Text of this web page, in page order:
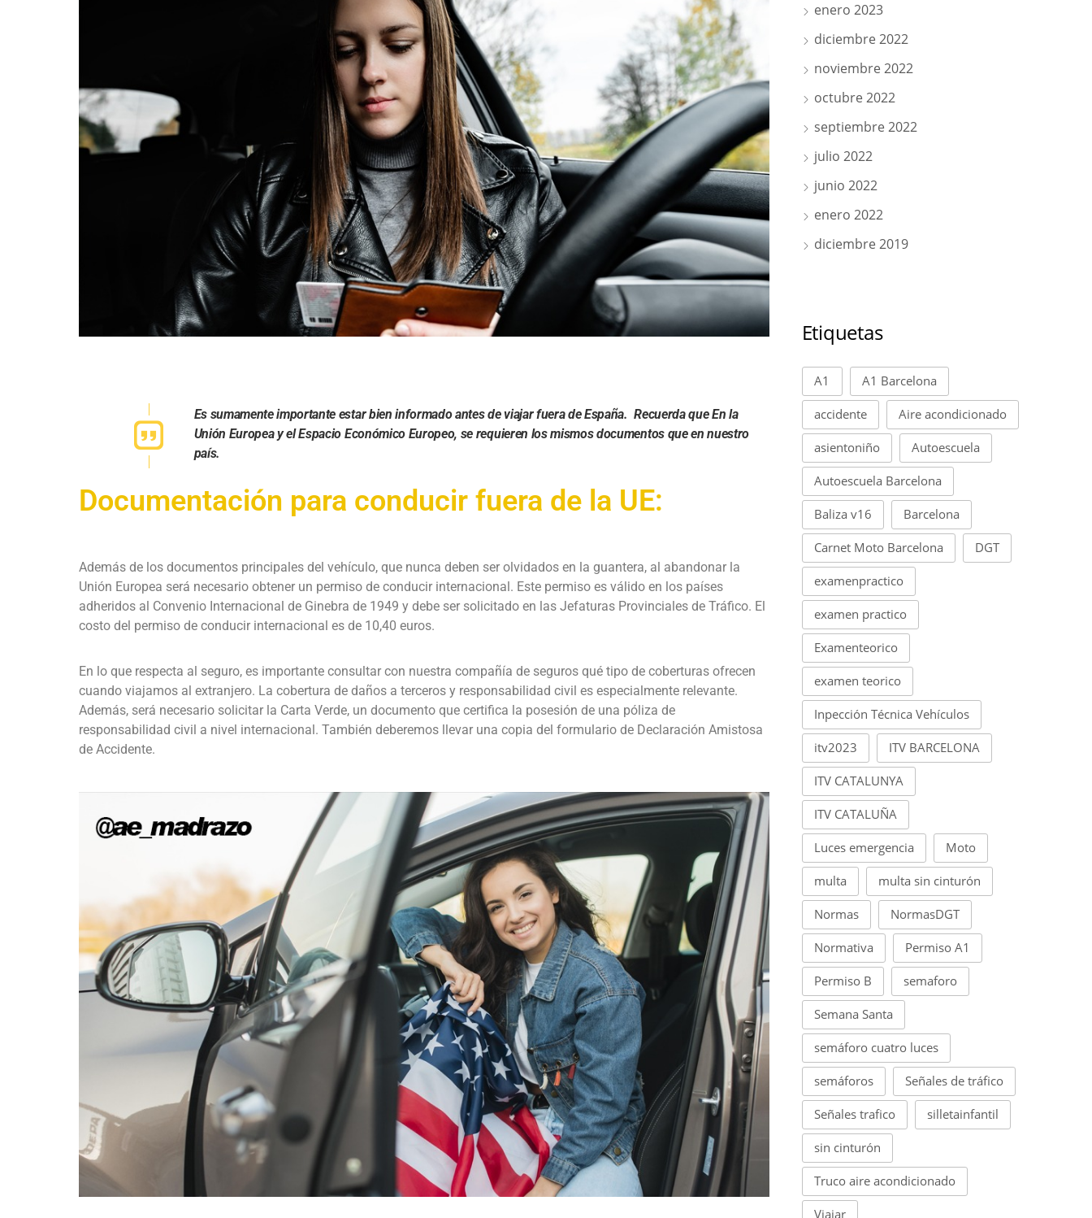
Es sumamente importante estar bien informado antes de viajar fuera de España. Recuerda que En la
Unión Europea y el Espacio Económico Europeo, se requieren los mismos documentos que en nuestro
país.
Documentación para conducir fuera de la UE:
Además de los documentos principales del vehículo, que nunca deben ser olvidados en la guantera, al abandonar la
Unión Europea será necesario obtener un permiso de conducir internacional. Este permiso es válido en los países
adheridos al Convenio Internacional de Ginebra de 1949 y debe ser solicitado en las Jefaturas Provinciales de Tráfico. El
costo del permiso de conducir internacional es de 10,40 euros.
En lo que respecta al seguro, es importante consultar con nuestra compañía de seguros qué tipo de coberturas ofrecen
cuando viajamos al extranjero. La cobertura de daños a terceros y responsabilidad civil es especialmente relevante.
Además, será necesario solicitar la Carta Verde, un documento que certifica la posesión de una póliza de
responsabilidad civil a nivel internacional. También deberemos llevar una copia del formulario de Declaración Amistosa
de Accidente.
enero 2023
diciembre 2022
noviembre 2022
octubre 2022
septiembre 2022
julio 2022
junio 2022
enero 2022
diciembre 2019
Etiquetas
A1 A1 Barcelona
accidente Aire acondicionado
asientoniño Autoescuela
Autoescuela Barcelona
Baliza v16 Barcelona
Carnet Moto Barcelona DGT
examenpractico
examen practico
Examenteorico
examen teorico
Inpección Técnica Vehículos
itv2023 ITV BARCELONA
ITV CATALUNYA
ITV CATALUÑA
Luces emergencia Moto
multa multa sin cinturón
Normas NormasDGT
Normativa Permiso A1
Permiso B semaforo
Semana Santa
semáforo cuatro luces
semáforos Señales de tráfico
Señales trafico silletainfantil
sin cinturón
Truco aire acondicionado
Viajar